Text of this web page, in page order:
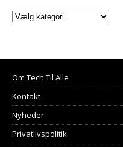
Om Tech Til Alle
Kontakt
Nyheder
Privatlivspolitik